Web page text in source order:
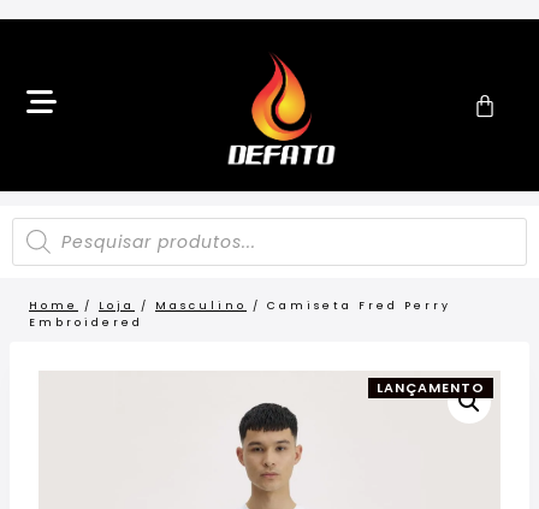
Home / Loja / Masculino /
Camiseta Fred Perry
Embroidered
LANÇAMENTO